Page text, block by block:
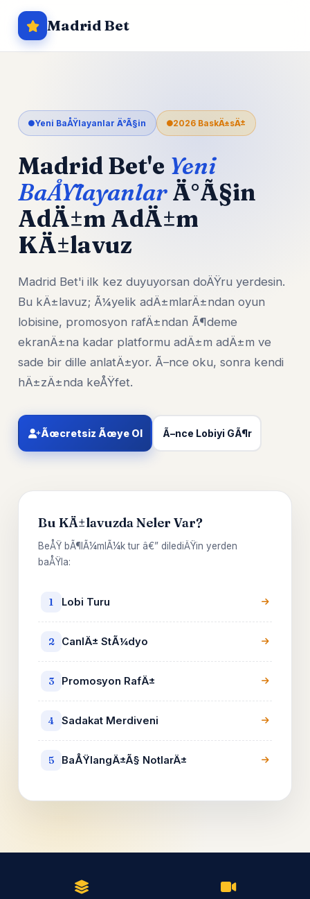
Madrid Bet
Yeni BaÅŸlayanlar Ä°Ã§in 2026 BaskÄ±sÄ±
Madrid Bet'e Yeni
BaÅŸlayanlarÄ°Ã§in
AdÄ±m AdÄ±m
KÄ±lavuz
Madrid Bet'i ilk kez duyuyorsan doÄŸru yerdesin.
Bu kÄ±lavuz; Ã¼yelik adÄ±mlarÄ±ndan oyun
lobisine, promosyon rafÄ±ndan Ã¶deme
ekranÄ±na kadar platformu adÄ±m adÄ±m ve
sade bir dille anlatÄ±yor. Ã–nce oku, sonra kendi
hÄ±zÄ±nda keÅŸfet.
Ãœcretsiz Ãœye Ol Ã–nce Lobiyi GÃ¶r
Bu KÄ±lavuzda Neler Var?
BeÅŸ bÃ¶lÃ¼mlÃ¼k tur â€” dilediÄŸin yerden
baÅŸla:
1 Lobi Turu
2 CanlÄ± StÃ¼dyo
3 Promosyon RafÄ±
4 Sadakat Merdiveni
5 BaÅŸlangÄ±Ã§ NotlarÄ±